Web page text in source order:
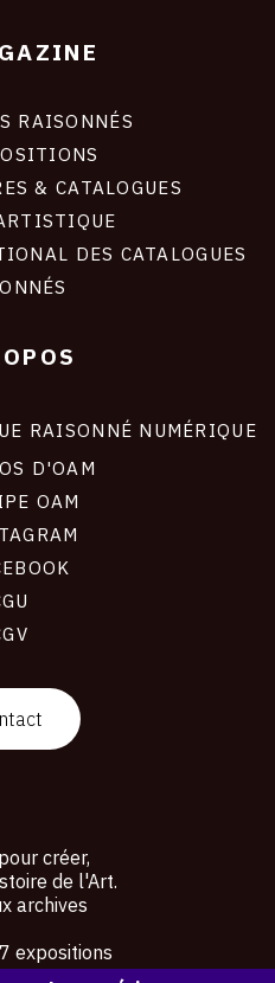
RAISONNÉS
& CATALOGUES
DES CATALOGUES
RAISONNÉ NUMÉRIQUE
D'OAM
OAM
créer,
de l'Art.
archives
expositions